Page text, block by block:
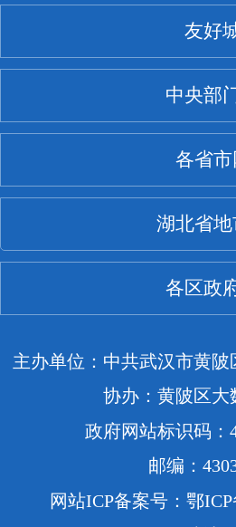
友好
中央部
各省
湖北省
各区政
主办单位：中共武汉市黄
协办：黄陂区大
政府网站标识码：
邮编：
网站ICP备案号：鄂ICP